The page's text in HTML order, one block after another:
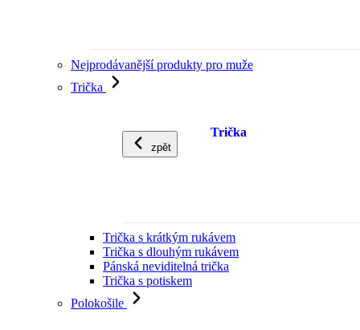
Nejprodávanější produkty pro muže
Trička
zpět
Trička
Trička s krátkým rukávem
Trička s dlouhým rukávem
Pánská neviditelná trička
Trička s potiskem
Polokošile